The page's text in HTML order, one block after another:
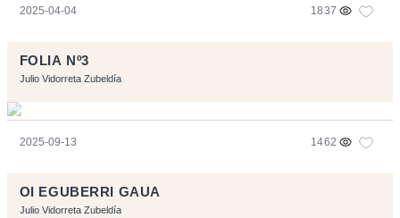
2025-04-04 1837
FOLIA Nº3
Julio Vidorreta Zubeldía
2025-09-13 1462
OI EGUBERRI GAUA
Julio Vidorreta Zubeldía